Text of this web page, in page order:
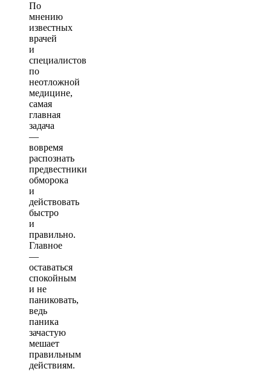
По
мнению
известных
врачей
и
специалистов
по
неотложной
медицине,
самая
главная
задача
—
вовремя
распознать
предвестники
обморока
и
действовать
быстро
и
правильно.
Главное
—
оставаться
спокойным
и не
паниковать,
ведь
паника
зачастую
мешает
правильным
действиям.